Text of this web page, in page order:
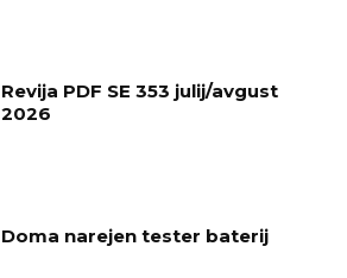
Revija PDF SE 353 julij/avgust
2026
Doma narejen tester baterij